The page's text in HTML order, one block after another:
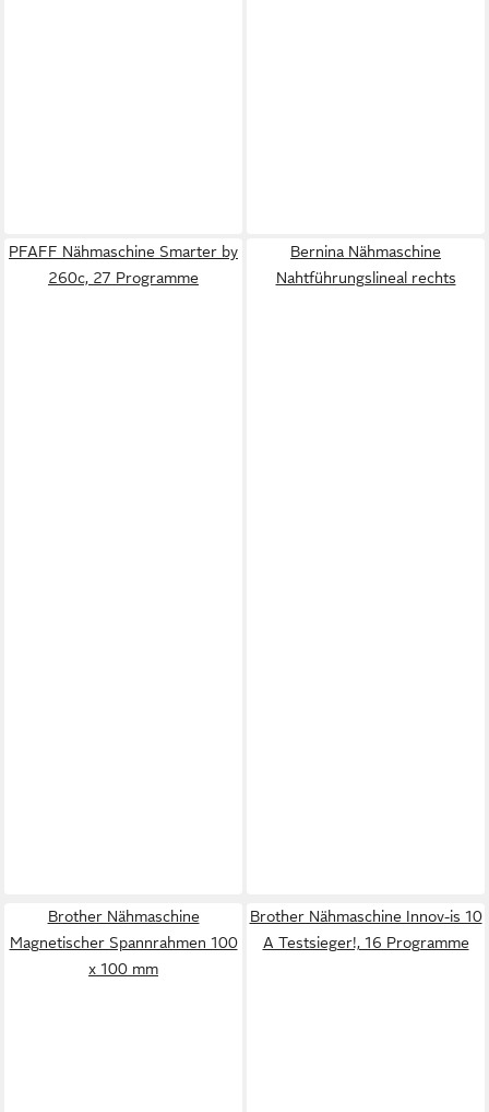
PFAFF Nähmaschine Smarter by
260c, 27 Programme
Bernina Nähmaschine
Nahtführungslineal rechts
Brother Nähmaschine
Magnetischer Spannrahmen 100
x 100 mm
Brother Nähmaschine Innov-is 10
A Testsieger!, 16 Programme